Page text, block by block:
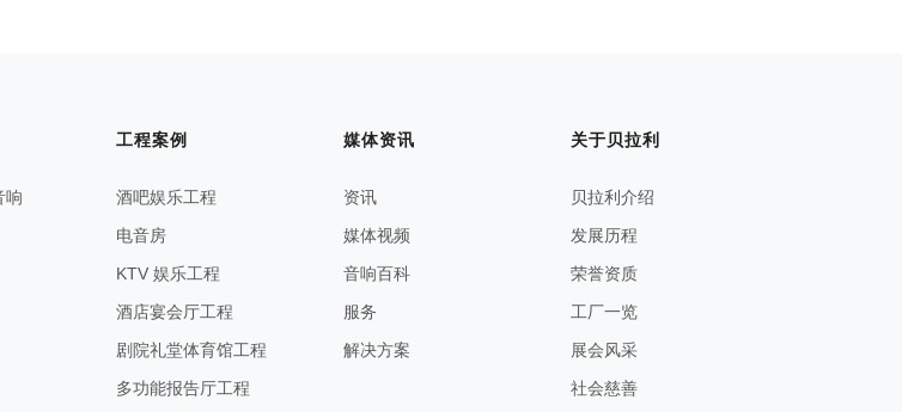
响
工程案例
酒吧娱乐工程
电音房
KTV 娱乐工程
酒店宴会厅工程
剧院礼堂体育馆工程
多功能报告厅工程
媒体资讯
资讯
媒体视频
音响百科
服务
解决方案
关于贝拉利
贝拉利介绍
发展历程
荣誉资质
工厂一览
展会风采
社会慈善